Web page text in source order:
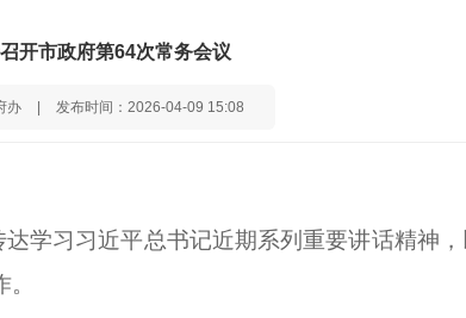
开市政府第64次常务会议
办 发布时间：2026-04-09 15:08
学习习近平总书记近期系列重要讲话精神